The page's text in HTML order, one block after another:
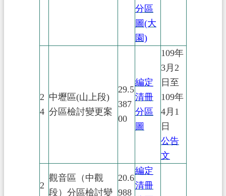
分區
圖(大
園)
2
4
中壢區(山上段)
分區檢討變更案
29.5
387
00
編定
清冊
分區
圖
109年
3月2
日至
109年
4月1
日
公告
文
2
觀音區（中觀
段）分區檢討變
20.6
988
編定
清冊